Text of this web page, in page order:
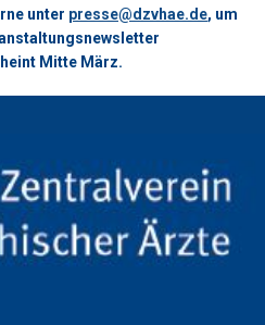
unter presse@dzvhae.de, um
Mitte März.